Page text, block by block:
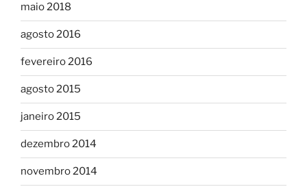
maio 2018
agosto 2016
fevereiro 2016
agosto 2015
janeiro 2015
dezembro 2014
novembro 2014